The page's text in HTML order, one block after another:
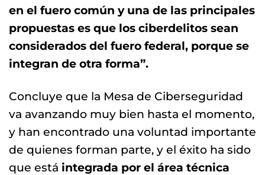
en el fuero común y una de las principales
propuestas es que los ciberdelitos sean
considerados del fuero federal, porque se
integran de otra forma”.
Concluye que la Mesa de Ciberseguridad
va avanzando muy bien hasta el momento,
y han encontrado una voluntad importante
de quienes forman parte, y el éxito ha sido
que está integrada por el área técnica